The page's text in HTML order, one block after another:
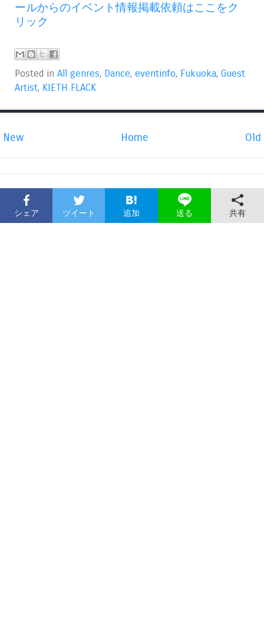
ールからのイベント情報掲載依頼はここをク
リック
Posted in All genres, Dance, eventinfo, Fukuoka, Guest
Artist, KIETH FLACK
New Old
Home
シェア ツイート 追加 送る 共有